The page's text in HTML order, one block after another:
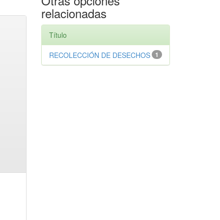
relacionadas
Título
1
RECOLECCIÓN DE DESECHOS